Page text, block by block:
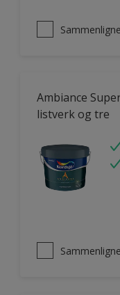
Sammenligne
Ambiance
listverk og tre
Sammenligne